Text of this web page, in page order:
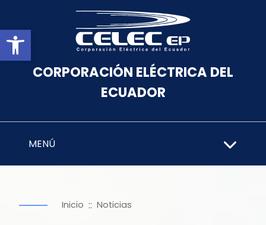
Abrir barra de herramientas
CORPORACIÓN ELÉCTRICA DEL
ECUADOR
MENÚ
Inicio :: Noticias